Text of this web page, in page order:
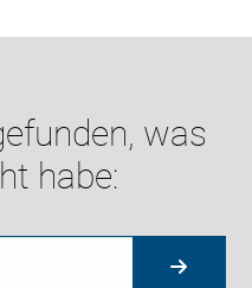
was
habe: